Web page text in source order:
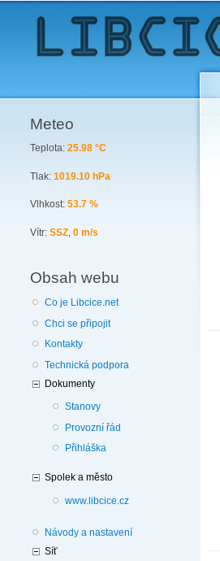
Meteo
Teplota: 25.98 °C
Tlak: 1019.10 hPa
Vlhkost: 53.7 %
Vítr: SSZ, 0 m/s
Obsah webu
Co je Libcice.net
Chci se připojit
Kontakty
Technická podpora
Dokumenty
Stanovy
Provozní řád
Přihláška
Spolek a město
www.libcice.cz
Návody a nastavení
Síť